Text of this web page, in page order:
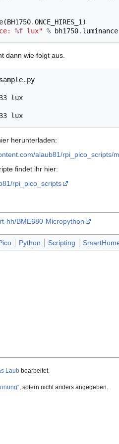
(BH1750.ONCE_HIRES_1 )
%f lux" % bh1750. luminance
dann wie folgt aus.
lux
herunterladen:
alaub81/rpi_pico_scripts/
findet ihr hier:
rpi_pico_scripts
hh/BME680-Micropython
Python Scripting
Laub bearbeitet.
, sofern nicht anders angegeben.